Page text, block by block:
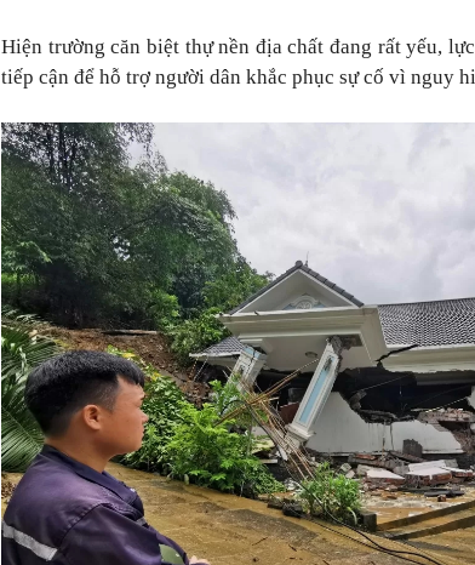
Hiện trường căn biệt thự nền địa chất đang rất yếu,
tiếp cận để hỗ trợ người dân khắc phục sự cố vì nguy